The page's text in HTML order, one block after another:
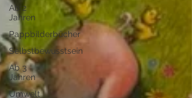
Ab 2
Jahren
Pappbilderbücher
Selbstbewusstsein
Ab 3
Jahren
Umwelt